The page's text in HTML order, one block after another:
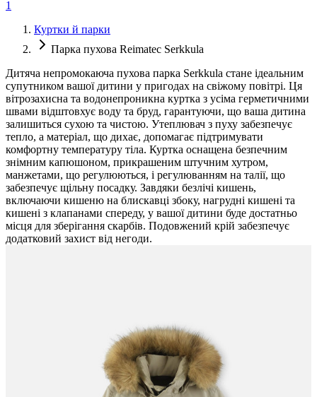
1
Куртки й парки
Парка пухова Reimatec Serkkula
Дитяча непромокаюча пухова парка Serkkula стане ідеальним
супутником вашої дитини у пригодах на свіжому повітрі. Ця
вітрозахисна та водонепроникна куртка з усіма герметичними
швами відштовхує воду та бруд, гарантуючи, що ваша дитина
залишиться сухою та чистою. Утеплювач з пуху забезпечує
тепло, а матеріал, що дихає, допомагає підтримувати
комфортну температуру тіла. Куртка оснащена безпечним
знімним капюшоном, прикрашеним штучним хутром,
манжетами, що регулюються, і регулюванням на талії, що
забезпечує щільну посадку. Завдяки безлічі кишень,
включаючи кишеню на блискавці збоку, нагрудні кишені та
кишені з клапанами спереду, у вашої дитини буде достатньо
місця для зберігання скарбів. Подовжений крій забезпечує
додатковий захист від негоди.